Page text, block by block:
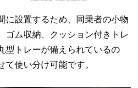
に設置するため、同乗者の小物
ゴム収納、クッション付きトレ
型トレーが備えられているの
て使い分け可能です。